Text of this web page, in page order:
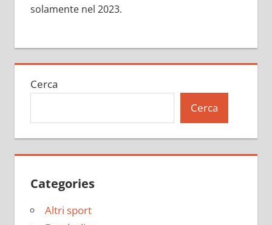
solamente nel 2023.
Cerca
Cerca
Categories
Altri sport